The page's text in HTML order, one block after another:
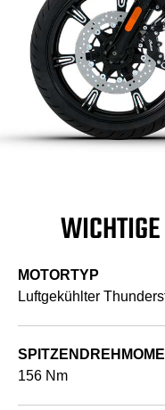
MOTORTYP
Luftgekühlter
156 Nm